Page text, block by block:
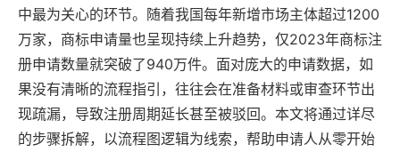
中最为关心的环节。随着我国每年新增市场主体超过1200
万家，商标申请量也呈现持续上升趋势，仅2023年商标注
册申请数量就突破了940万件。面对庞大的申请数据，如
果没有清晰的流程指引，往往会在准备材料或审查环节出
现疏漏，导致注册周期延长甚至被驳回。本文将通过详尽
的步骤拆解，以流程图逻辑为线索，帮助申请人从零开始